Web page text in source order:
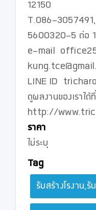
12150
T.086-
5600320-5 ต่อ
e-mail
LINE ID
ดูผลงานของเราได้ที่
http://
ราคา
ไม่ระบุ
Tag
รับสร้างโรงาน,